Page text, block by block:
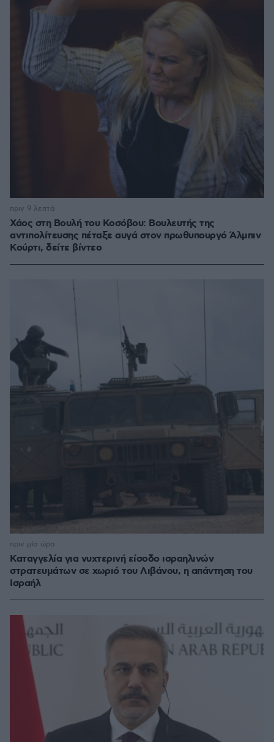
Χάος στη Βουλή του Κοσόβου: Βουλευτής της
αντιπολίτευσης πέταξε αυγά στον πρωθυπουργό Άλμπιν
Κούρτι, δείτε βίντεο
πριν 9 λεπτά
Καταγγελία για νυχτερινή είσοδο ισραηλινών
στρατευμάτων σε χωριό του Λιβάνου, η απάντηση του
Ισραήλ
πριν μία ώρα